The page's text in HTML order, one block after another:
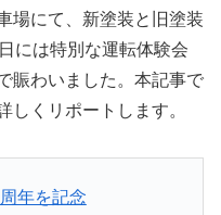
場にて、新塗装と旧塗装
には特別な運転体験会
賑わいました。本記事で
しくリポートします。
年を記念